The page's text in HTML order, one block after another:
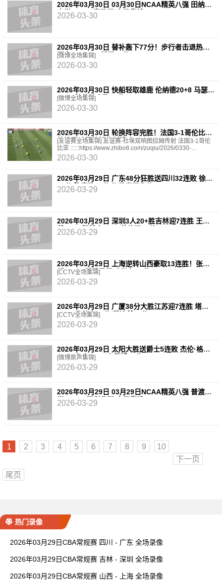
2026年03月30日 03月30日NCAA精英八强 田纳西
大学62 - 95密歇根 全场集锦
2026-03-30
2026年03月30日 替补轰下77分！步行者击退热火
西卡30+11+6 希罗31分
[微博全场集锦]
2026-03-30
2026年03月30日 快船轻取雄鹿 伦纳德20+8 马瑟林
28+6 特伦特空砍36分
[微博全场集锦]
2026-03-30
2026年03月30日 轮换阵容完胜！法国3-1哥伦比亚
杜埃双响图拉姆传射建功
[友谊赛全场集锦] 友谊赛-杜埃双响图拉姆传射 法国3-1哥伦
比亚 ::::::https://www.zhibo8.com/zuqiu/2026/0330-
09937c0-svideo.htm||||||[进球视频] 哥伦比亚扳回一城！坎帕
2026-03-30
2026年03月29日 广东48分狂胜送四川32连败 徐杰
20分 陈家政15分 张皓嘉正负值+49
2026-03-29
2026年03月29日 深圳3人20+胜吉林迎7连胜 王浩
然23+5 贺希宁22+5 姜伟泽15分
2026-03-29
2026年03月29日 上海逆转山西豪取13连胜！张镇
麟15+5&关键暴扣 李弘权16分
[CCTV全场集锦]
2026-03-29
2026年03月29日 广厦38分大胜江苏迎7连胜 塔克
33+6 桑普森17分 蒋浩然10分
[CCTV全场集锦]
2026-03-29
2026年03月29日 太阳大胜送爵士5连败 杰伦·格林
31+6 布克26+8 森萨博26分
[微博原声集锦]
2026-03-29
2026年03月29日 03月29日NCAA精英八强 普渡大
学64 - 79亚利桑那 全场集锦
2026-03-29
1 2 3 4 5 6 7 8 9
10
下一页
尾页
热门录像
2026年03月29日CBA常规赛 四川 - 广东 全场录像
2026年03月29日CBA常规赛 吉林 - 深圳 全场录像
2026年03月29日CBA常规赛 山西 - 上海 全场录像